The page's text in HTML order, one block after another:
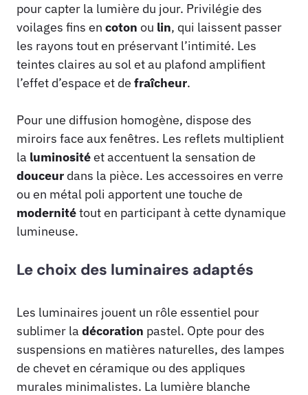
pour capter la lumière du jour. Privilégie des
voilages fins en coton ou lin, qui laissent passer
les rayons tout en préservant l’intimité. Les
teintes claires au sol et au plafond amplifient
l’effet d’espace et de fraîcheur.
Pour une diffusion homogène, dispose des
miroirs face aux fenêtres. Les reflets multiplient
la luminositéet accentuent la sensation de
douceur dans la pièce. Les accessoires en verre
ou en métal poli apportent une touche de
modernitétout en participant à cette dynamique
lumineuse.
Le choix des luminaires adaptés
Les luminaires jouent un rôle essentiel pour
sublimer la décoration pastel. Opte pour des
suspensions en matières naturelles, des lampes
de chevet en céramique ou des appliques
murales minimalistes. La lumière blanche